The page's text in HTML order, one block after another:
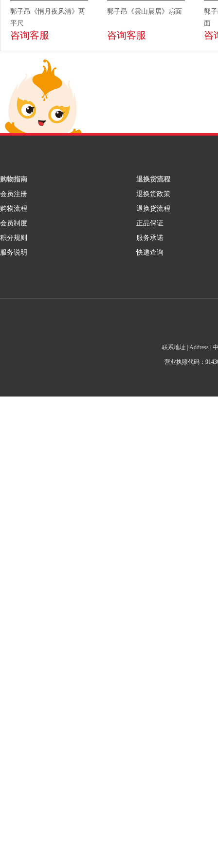
郭子昂《悄月夜风清》两
平尺
咨询客服
郭子昂《雲山晨居》扇面
咨询客服
郭
面
咨
购物指南
会员注册
购物流程
会员制度
积分规则
服务说明
退换货流程
退换货政策
退换货流程
正品保证
服务承诺
快递查询
联系地址 | Address |
营业执照代码：